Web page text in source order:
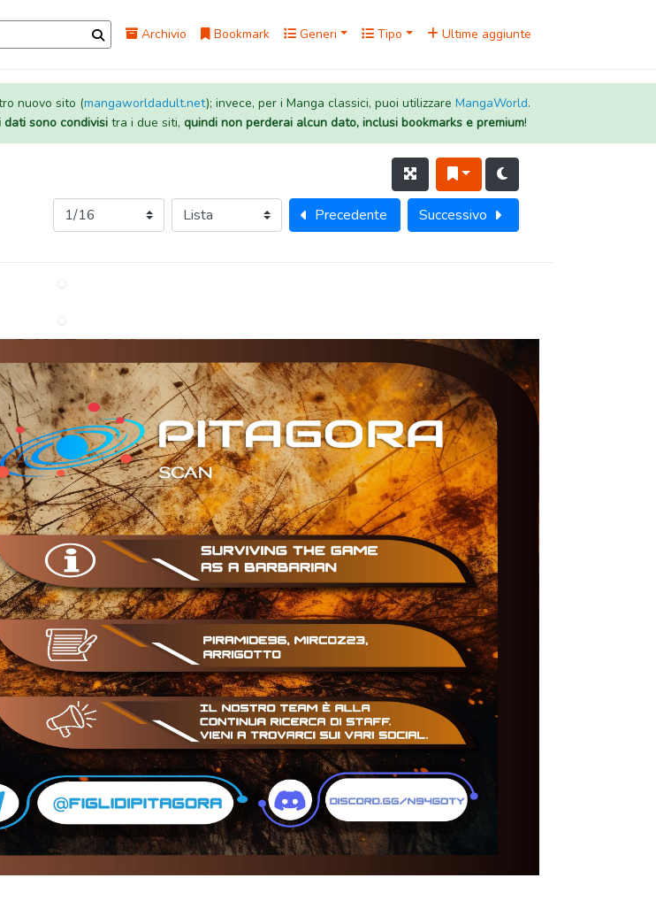
Archivio Bookmark Generi Tipo Ultime aggiunte
nuovo sito (mangaworldadult.net); invece, per i Manga classici, puoi utilizzare MangaWorld.
sono condivisitra i due siti, quindi non perderai alcun dato, inclusi bookmarks e premium!
Precedente Successivo